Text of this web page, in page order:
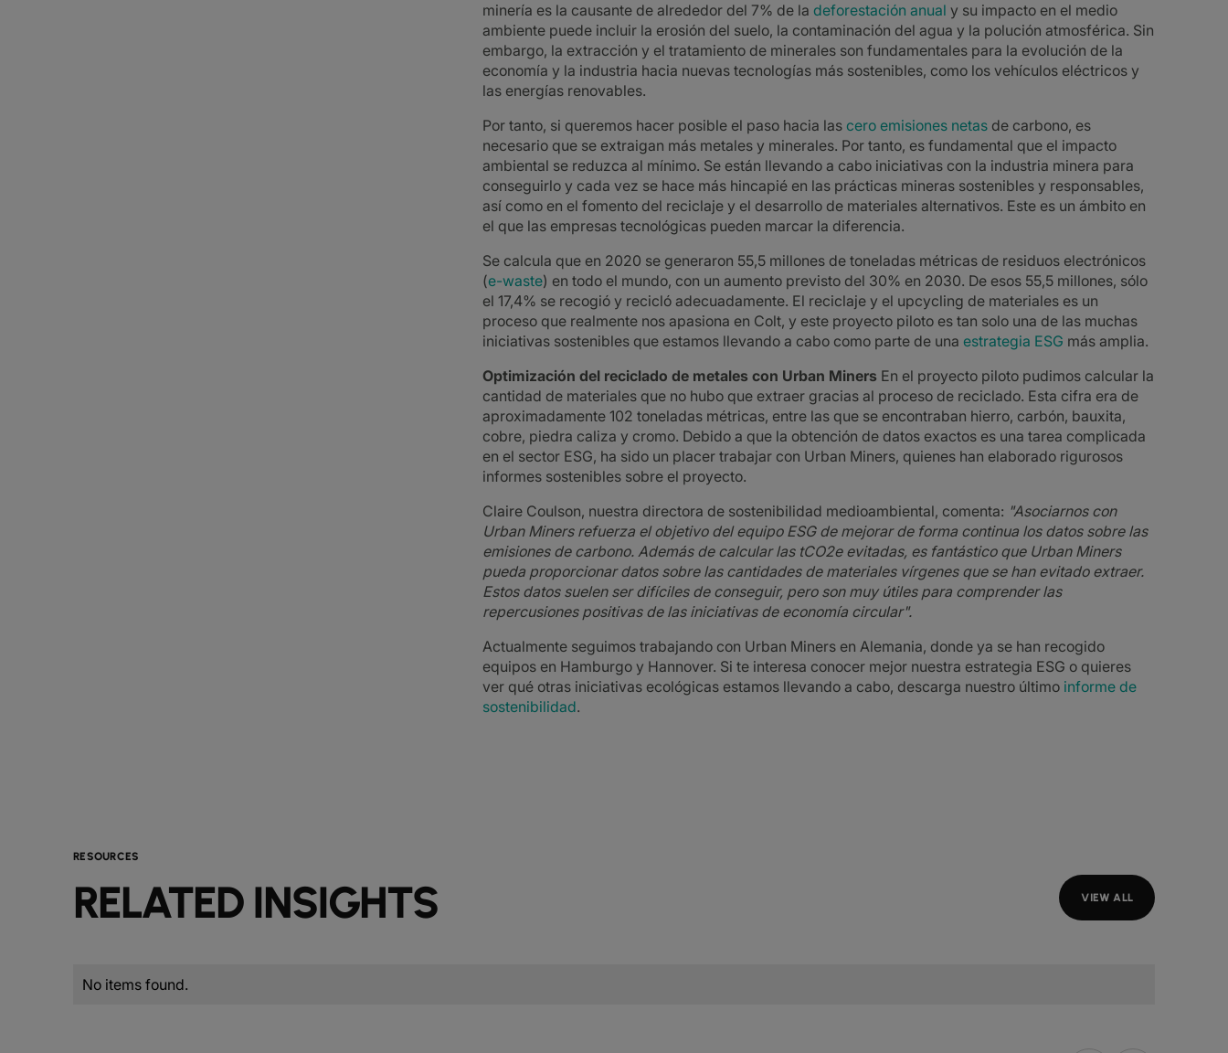
minería es la causante de alrededor del 7% de la deforestación anual y su impacto en el medio
ambiente puede incluir la erosión del suelo, la contaminación del agua y la polución atmosférica. Sin
embargo, la extracción y el tratamiento de minerales son fundamentales para la evolución de la
economía y la industria hacia nuevas tecnologías más sostenibles, como los vehículos eléctricos y
las energías renovables.
Por tanto, si queremos hacer posible el paso hacia las cero emisiones netas de carbono, es
necesario que se extraigan más metales y minerales. Por tanto, es fundamental que el impacto
ambiental se reduzca al mínimo. Se están llevando a cabo iniciativas con la industria minera para
conseguirlo y cada vez se hace más hincapié en las prácticas mineras sostenibles y responsables,
así como en el fomento del reciclaje y el desarrollo de materiales alternativos. Este es un ámbito en
el que las empresas tecnológicas pueden marcar la diferencia.
Se calcula que en 2020 se generaron 55,5 millones de toneladas métricas de residuos electrónicos
(e-waste) en todo el mundo, con un aumento previsto del 30% en 2030. De esos 55,5 millones, sólo
el 17,4% se recogió y recicló adecuadamente. El reciclaje y el upcycling de materiales es un
proceso que realmente nos apasiona en Colt, y este proyecto piloto es tan solo una de las muchas
iniciativas sostenibles que estamos llevando a cabo como parte de una estrategia ESG más amplia.
Optimización del reciclado de metales con Urban Miners En el proyecto piloto pudimos calcular la
cantidad de materiales que no hubo que extraer gracias al proceso de reciclado. Esta cifra era de
aproximadamente 102 toneladas métricas, entre las que se encontraban hierro, carbón, bauxita,
cobre, piedra caliza y cromo. Debido a que la obtención de datos exactos es una tarea complicada
en el sector ESG, ha sido un placer trabajar con Urban Miners, quienes han elaborado rigurosos
informes sostenibles sobre el proyecto.
Claire Coulson, nuestra directora de sostenibilidad medioambiental, comenta: "Asociarnos con
Urban Miners refuerza el objetivo del equipo ESG de mejorar de forma continua los datos sobre las
emisiones de carbono. Además de calcular las tCO2e evitadas, es fantástico que Urban Miners
pueda proporcionar datos sobre las cantidades de materiales vírgenes que se han evitado extraer.
Estos datos suelen ser difíciles de conseguir, pero son muy útiles para comprender las
repercusiones positivas de las iniciativas de economía circular".
Actualmente seguimos trabajando con Urban Miners en Alemania, donde ya se han recogido
equipos en Hamburgo y Hannover. Si te interesa conocer mejor nuestra estrategia ESG o quieres
ver qué otras iniciativas ecológicas estamos llevando a cabo, descarga nuestro último informe de
sostenibilidad.
RESOURCES
RELATED INSIGHTS VIEW ALL
No items found.